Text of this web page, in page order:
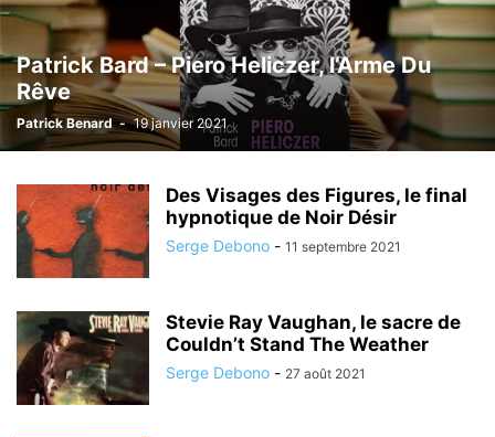
Patrick Bard – Piero Heliczer, l’Arme Du
Rêve
Patrick Benard - 19 janvier 2021
Des Visages des Figures, le final
hypnotique de Noir Désir
Serge Debono - 11 septembre 2021
Stevie Ray Vaughan, le sacre de
Couldn’t Stand The Weather
Serge Debono - 27 août 2021